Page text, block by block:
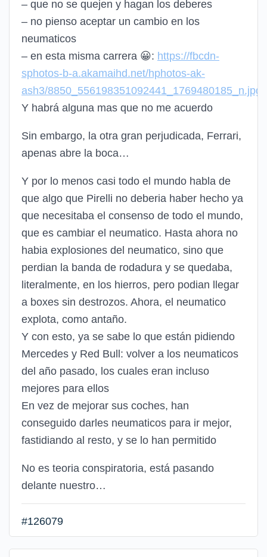
– que no se quejen y hagan los deberes
– no pienso aceptar un cambio en los
neumaticos
– en esta misma carrera 😀: https://fbcdn-
sphotos-b-a.akamaihd.net/hphotos-ak-
ash3/8850_556198351092441_1769480185_n.jpg
Y habrá alguna mas que no me acuerdo
Sin embargo, la otra gran perjudicada, Ferrari,
apenas abre la boca…
Y por lo menos casi todo el mundo habla de
que algo que Pirelli no deberia haber hecho ya
que necesitaba el consenso de todo el mundo,
que es cambiar el neumatico. Hasta ahora no
habia explosiones del neumatico, sino que
perdian la banda de rodadura y se quedaba,
literalmente, en los hierros, pero podian llegar
a boxes sin destrozos. Ahora, el neumatico
explota, como antaño.
Y con esto, ya se sabe lo que están pidiendo
Mercedes y Red Bull: volver a los neumaticos
del año pasado, los cuales eran incluso
mejores para ellos
En vez de mejorar sus coches, han
conseguido darles neumaticos para ir mejor,
fastidiando al resto, y se lo han permitido
No es teoria conspiratoria, está pasando
delante nuestro…
#126079